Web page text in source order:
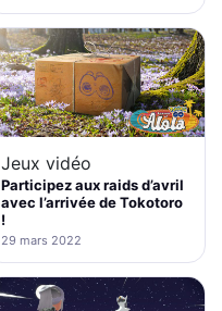
Jeux vidéo
Participez aux raids d’avril
avec l’arrivée de Tokotoro
!
29 mars 2022